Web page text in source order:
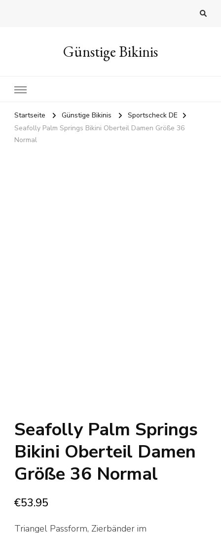
Günstige Bikinis
Startseite Günstige Bikinis
Sportscheck DE
Seafolly Palm Springs Bikini Oberteil Damen Größe 36
Normal
Seafolly Palm Springs
Bikini Oberteil Damen
Größe 36 Normal
€53.95
Triangel Passform, Zierbänder im